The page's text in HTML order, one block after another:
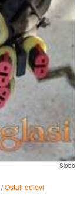
Slobo
/Ostali delovi